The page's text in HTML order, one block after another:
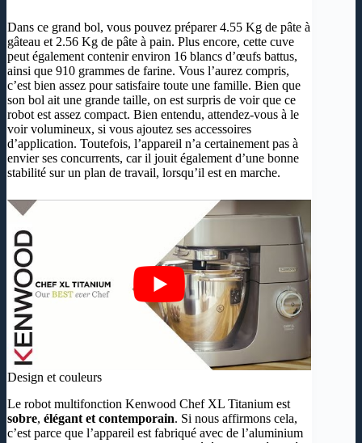
Dans ce grand bol, vous pouvez préparer 4.55 Kg de pâte à
gâteau et 2.56 Kg de pâte à pain. Plus encore, cette cuve
peut également contenir environ 16 blancs d’œufs battus,
ainsi que 910 grammes de farine. Vous l’aurez compris,
c’est bien assez pour satisfaire toute une famille. Bien que
son bol ait une grande taille, on est surpris de voir que ce
robot est assez compact. Bien entendu, attendez-vous à le
voir volumineux, si vous ajoutez ses accessoires
d’application. Toutefois, l’appareil n’a certainement pas à
envier ses concurrents, car il jouit également d’une bonne
stabilité sur un plan de travail, lorsqu’il est en marche.
Design et couleurs
Le robot multifonction Kenwood Chef XL Titanium est
sobre, élégant et contemporain. Si nous affirmons cela,
c’est parce que l’appareil est fabriqué avec de l’aluminium